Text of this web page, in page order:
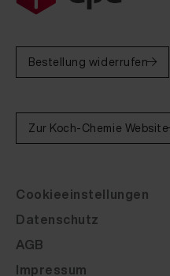
Bestellung widerrufen
Zur Koch-Chemie Website
Cookieeinstellungen
Datenschutz
AGB
Impressum